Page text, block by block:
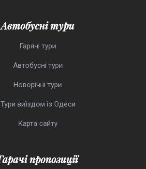
Автобусні тури
Гарячі тури
Автобусні тури
Новорічні тури
Тури виїздом із Одеси
Карта сайту
Гарачі пропозиції